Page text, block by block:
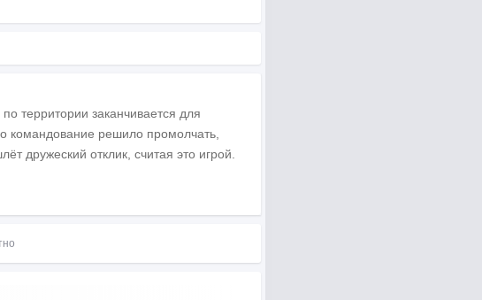
территории заканчивается для
командование решило промолчать,
дружеский отклик, считая это игрой.